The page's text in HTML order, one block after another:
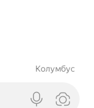
Колумбус